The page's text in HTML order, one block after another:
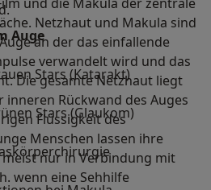
und die Makula der zentrale
Netzhaut und Makula sind
an der das einfallende
verwandelt wird und das
Die gesamte Netzhaut liegt
inneren Rückwand des Auges
Flüssigkeit des
Menschen lassen ihre
nur in Verbindung mit
wenn eine Sehhilfe
Auge
Stars (Katarakt)
Stars (Glaukom)